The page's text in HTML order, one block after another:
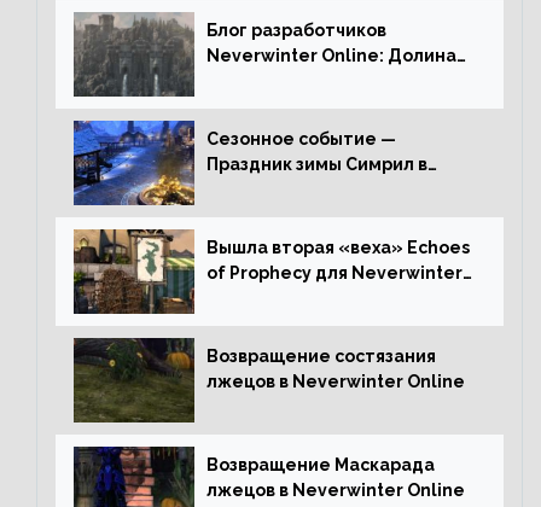
Блог разработчиков
Neverwinter Online: Долина
Сезонное событие —
Праздник зимы Симрил в
Вышла вторая «веха» Echoes
of Prophecy для Neverwinter
Возвращение состязания
лжецов в Neverwinter Online
Возвращение Маскарада
лжецов в Neverwinter Online